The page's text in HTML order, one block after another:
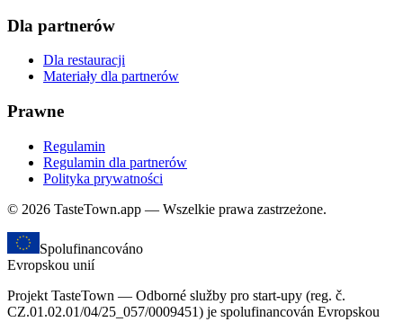
Dla partnerów
Dla restauracji
Materiały dla partnerów
Prawne
Regulamin
Regulamin dla partnerów
Polityka prywatności
© 2026 TasteTown.app — Wszelkie prawa zastrzeżone.
Spolufinancováno
Evropskou unií
Projekt TasteTown — Odborné služby pro start-upy (reg. č.
CZ.01.02.01/04/25_057/0009451) je spolufinancován Evropskou